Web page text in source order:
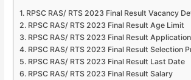
RPSC RAS/ RTS 2023 Final Result Vacancy
RPSC RAS/ RTS 2023 Final Result Age Limit
RPSC RAS/ RTS 2023 Final Result
RPSC RAS/ RTS 2023 Final Result Selection
RPSC RAS/ RTS 2023 Final Result Last Date
RPSC RAS/ RTS 2023 Final Result Salary